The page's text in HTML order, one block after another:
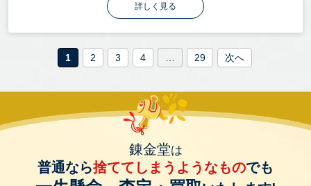
詳しく見る
1 2 3 4 29 次へ
錬金堂は
普通なら捨ててしまうようなものでも